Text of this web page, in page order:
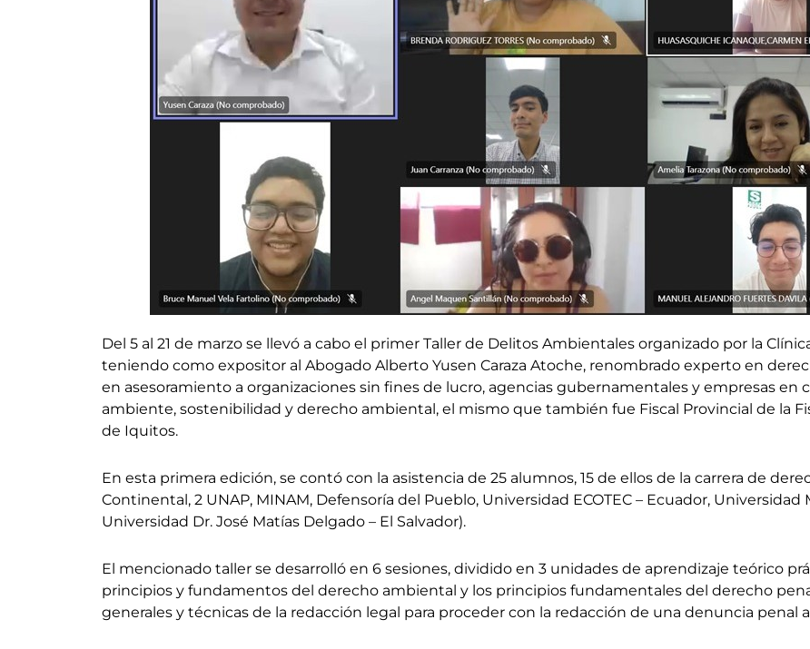
Del 5 al 21 de marzo se llevó a cabo el primer Taller de Delitos Ambientales organizado por la
teniendo como expositor al Abogado Alberto Yusen Caraza Atoche, renombrado experto en
en asesoramiento a organizaciones sin fines de lucro, agencias gubernamentales y empresas en
ambiente, sostenibilidad y derecho ambiental, el mismo que también fue Fiscal Provincial de la
de Iquitos.
En esta primera edición, se contó con la asistencia de 25 alumnos, 15 de ellos de la carrera de
Continental, 2 UNAP, MINAM, Defensoría del Pueblo, Universidad ECOTEC – Ecuador, Universidad
Universidad Dr. José Matías Delgado – El Salvador).
El mencionado taller se desarrolló en 6 sesiones, dividido en 3 unidades de aprendizaje teórico
principios y fundamentos del derecho ambiental y los principios fundamentales del derecho
generales y técnicas de la redacción legal para proceder con la redacción de una denuncia penal